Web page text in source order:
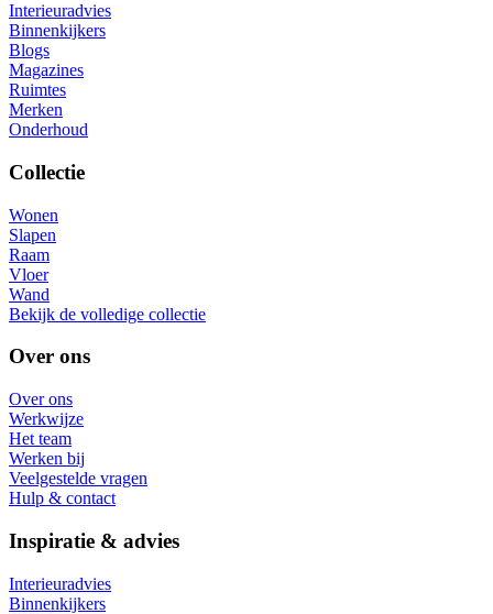
Interieuradvies
Binnenkijkers
Blogs
Magazines
Ruimtes
Merken
Onderhoud
Collectie
Wonen
Slapen
Raam
Vloer
Wand
Bekijk de volledige collectie
Over ons
Over ons
Werkwijze
Het team
Werken bij
Veelgestelde vragen
Hulp & contact
Inspiratie & advies
Interieuradvies
Binnenkijkers